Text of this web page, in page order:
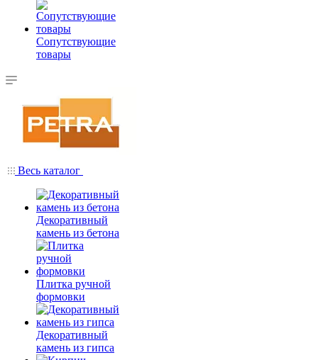
Сопутствующие
товары
Весь каталог
Декоративный
камень из бетона
Плитка ручной
формовки
Декоративный
камень из гипса